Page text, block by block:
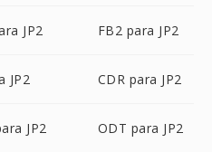
JP2 FB2 para JP2
JP2 CDR para JP2
JP2 ODT para JP2